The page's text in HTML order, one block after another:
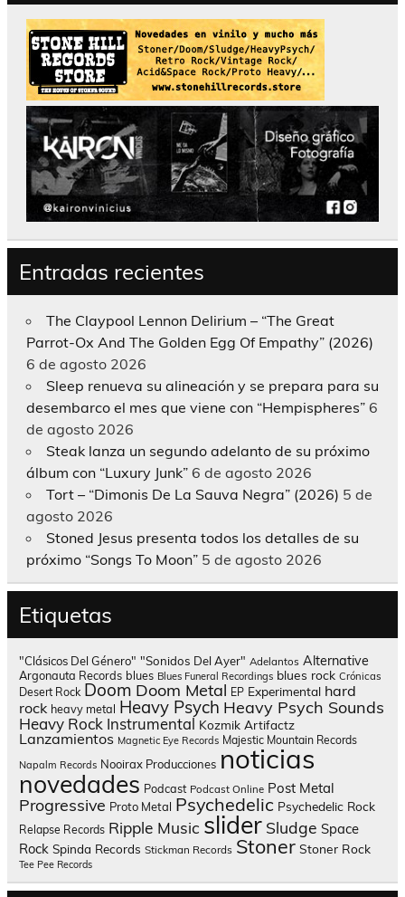
Entradas recientes
The Claypool Lennon Delirium – “The Great
Parrot-Ox And The Golden Egg Of Empathy” (2026)
6 de agosto 2026
Sleep renueva su alineación y se prepara para su
desembarco el mes que viene con “Hempispheres” 6
de agosto 2026
Steak lanza un segundo adelanto de su próximo
álbum con “Luxury Junk” 6 de agosto 2026
Tort – “Dimonis De La Sauva Negra” (2026) 5 de
agosto 2026
Stoned Jesus presenta todos los detalles de su
próximo “Songs To Moon” 5 de agosto 2026
Etiquetas
"Clásicos Del Género" "Sonidos Del Ayer" Adelantos Alternative
Argonauta Records blues Blues Funeral Recordings blues rock Crónicas
Desert Rock Doom Doom Metal EP Experimental hard
rock heavy metal Heavy Psych Heavy Psych Sounds
Heavy Rock Instrumental Kozmik Artifactz
Lanzamientos Magnetic Eye Records Majestic Mountain Records
Napalm Records Nooirax Producciones noticias
novedades Podcast Podcast Online Post Metal
Progressive Proto Metal Psychedelic Psychedelic Rock
Relapse Records Ripple Music slider Sludge Space
Rock Spinda Records Stickman Records Stoner Stoner Rock
Tee Pee Records